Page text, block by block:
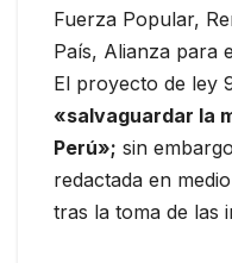
Fuerza Popular,
País, Alianza para
El proyecto de ley
«salvaguardar la
Perú»; sin
redactada en
tras la toma de las